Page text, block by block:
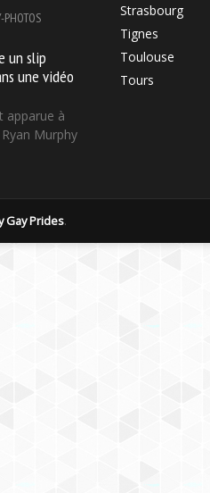
PHOTOS
un slip
une vidéo
apparue à
Murphy
Strasbourg
Tignes
Toulouse
Tours
Gay Prides.